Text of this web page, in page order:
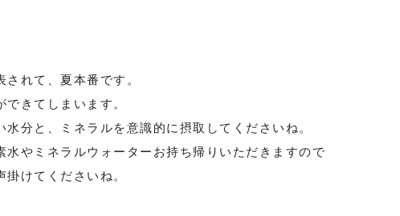
れて、夏本番です。
きてしまいます。
分と、ミネラルを意識的に摂取してくださいね。
水やミネラルウォーターお持ち帰りいただきますので
けてくださいね。